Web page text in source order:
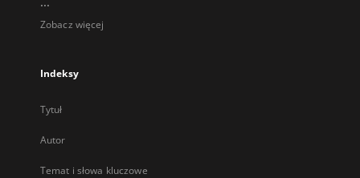
Zobacz więcej
Indeksy
Tytuł
Autor
Temat i słowa kluczowe